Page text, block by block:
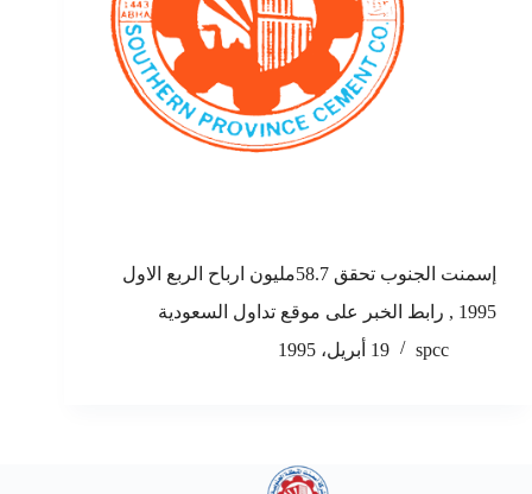
إسمنت الجنوب تحقق 58.7مليون ارباح الربع الاول
1995 , رابط الخبر على موقع تداول السعودية
spcc
19 أبريل، 1995